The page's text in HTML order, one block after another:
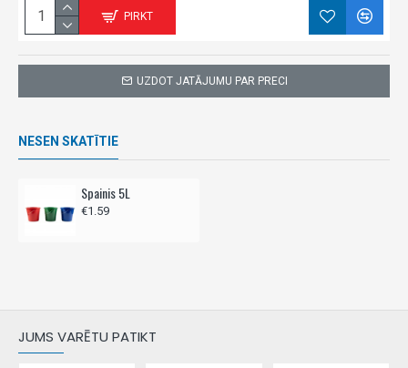
PIRKT
UZDOT JATĀJUMU PAR PRECI
NESEN SKATĪTIE
Spainis 5L
€1.59
JUMS VARĒTU PATIKT